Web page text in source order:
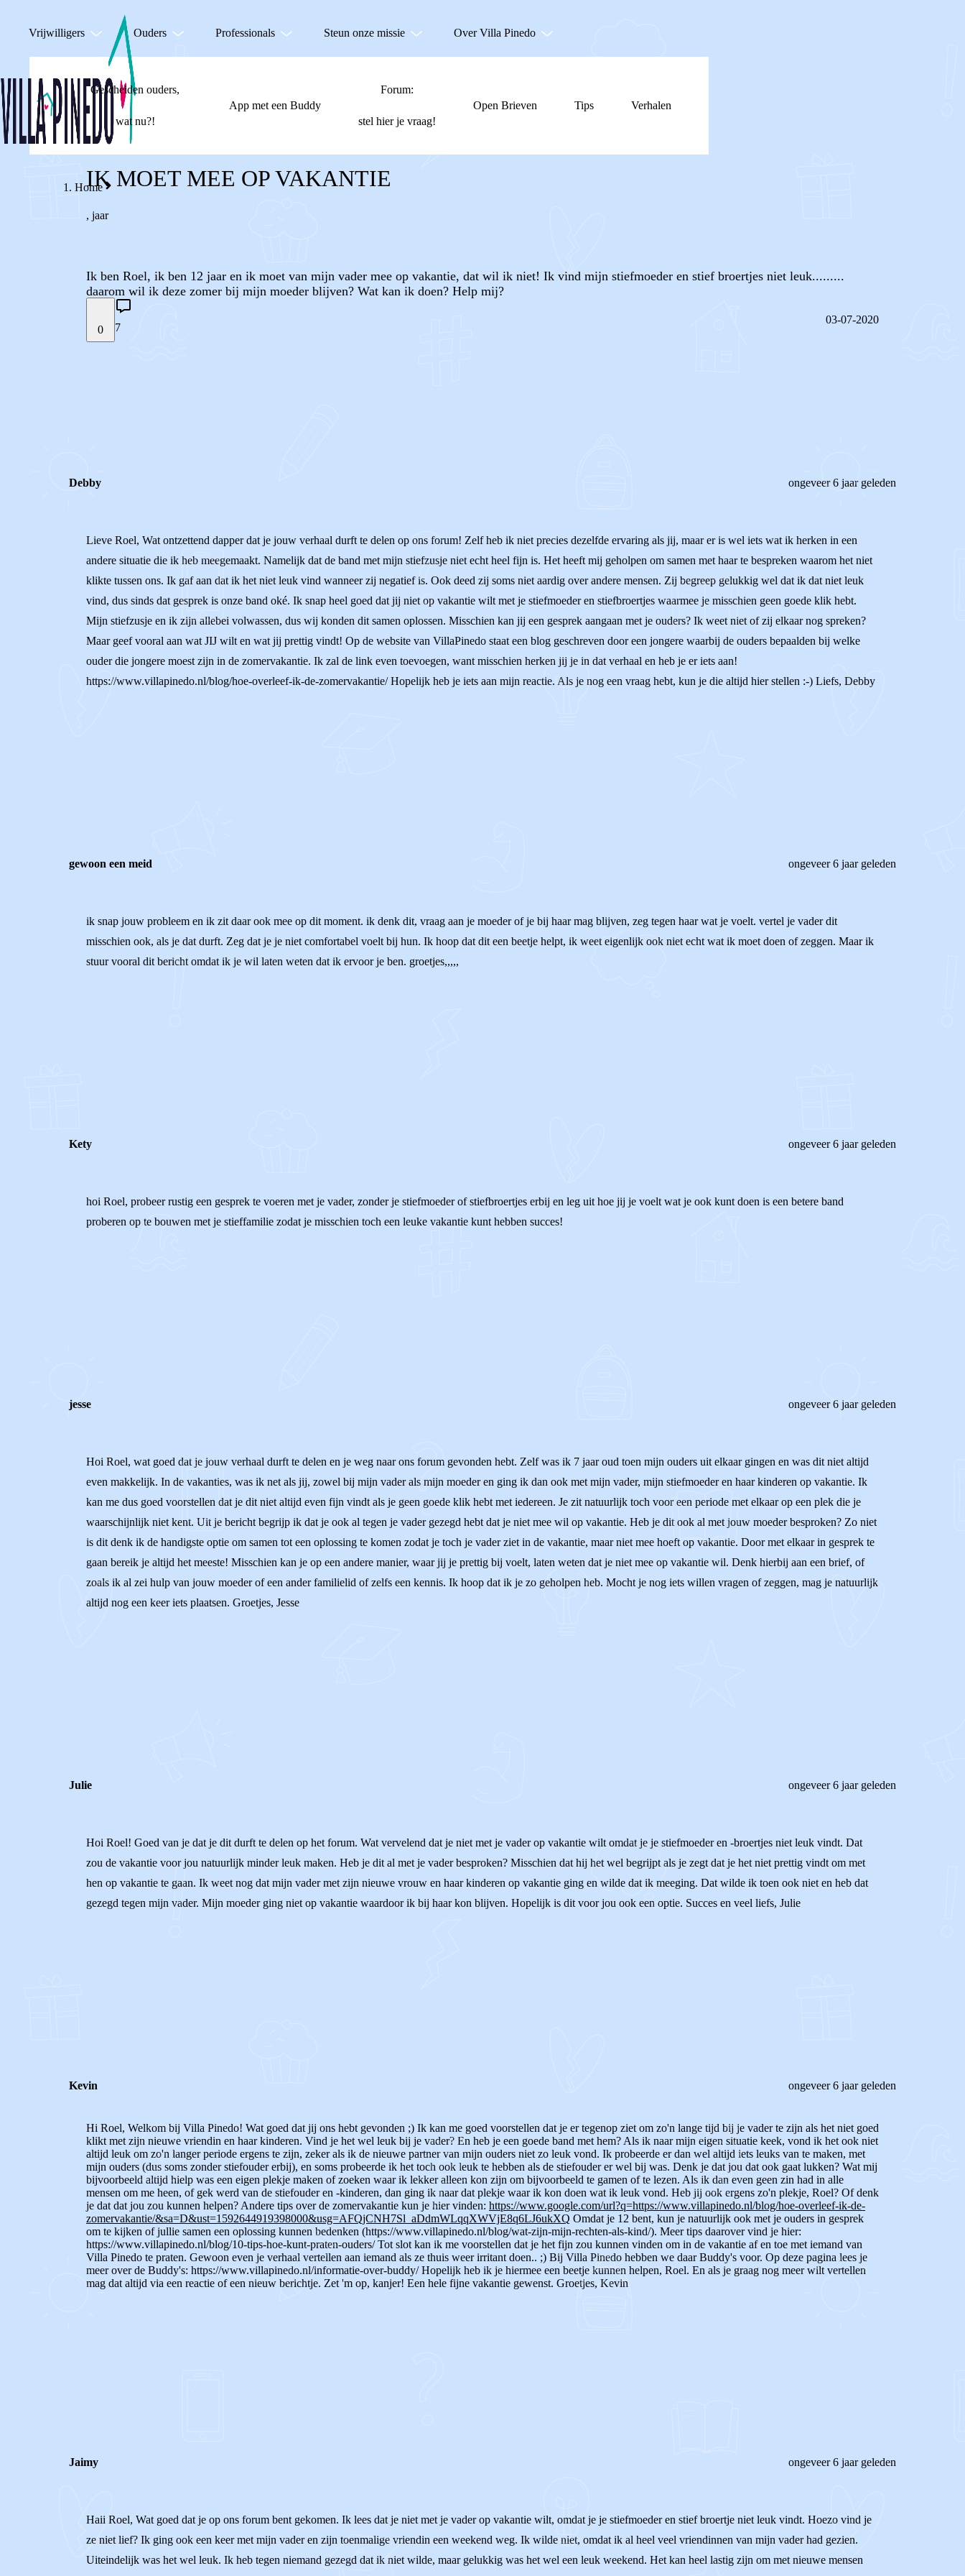
Vrijwilligers Ouders Professionals Steun onze missie Over Villa Pinedo
Gescheiden ouders,
wat nu?!
App met een Buddy
Forum:
stel hier je vraag!
Open Brieven Tips Verhalen
Home
IK MOET MEE OP VAKANTIE
, jaar
Ik ben Roel, ik ben 12 jaar en ik moet van mijn vader mee op vakantie, dat wil ik niet! Ik vind mijn stiefmoeder en stief broertjes niet leuk.........
daarom wil ik deze zomer bij mijn moeder blijven? Wat kan ik doen? Help mij?
0 7
03-07-2020
Debby ongeveer 6 jaar geleden
Lieve Roel, Wat ontzettend dapper dat je jouw verhaal durft te delen op ons forum! Zelf heb ik niet precies dezelfde ervaring als jij, maar er is wel iets wat ik herken in een
andere situatie die ik heb meegemaakt. Namelijk dat de band met mijn stiefzusje niet echt heel fijn is. Het heeft mij geholpen om samen met haar te bespreken waarom het niet
klikte tussen ons. Ik gaf aan dat ik het niet leuk vind wanneer zij negatief is. Ook deed zij soms niet aardig over andere mensen. Zij begreep gelukkig wel dat ik dat niet leuk
vind, dus sinds dat gesprek is onze band oké. Ik snap heel goed dat jij niet op vakantie wilt met je stiefmoeder en stiefbroertjes waarmee je misschien geen goede klik hebt.
Mijn stiefzusje en ik zijn allebei volwassen, dus wij konden dit samen oplossen. Misschien kan jij een gesprek aangaan met je ouders? Ik weet niet of zij elkaar nog spreken?
Maar geef vooral aan wat JIJ wilt en wat jij prettig vindt! Op de website van VillaPinedo staat een blog geschreven door een jongere waarbij de ouders bepaalden bij welke
ouder die jongere moest zijn in de zomervakantie. Ik zal de link even toevoegen, want misschien herken jij je in dat verhaal en heb je er iets aan!
https://www.villapinedo.nl/blog/hoe-overleef-ik-de-zomervakantie/ Hopelijk heb je iets aan mijn reactie. Als je nog een vraag hebt, kun je die altijd hier stellen :-) Liefs, Debby
gewoon een meid ongeveer 6 jaar geleden
ik snap jouw probleem en ik zit daar ook mee op dit moment. ik denk dit, vraag aan je moeder of je bij haar mag blijven, zeg tegen haar wat je voelt. vertel je vader dit
misschien ook, als je dat durft. Zeg dat je je niet comfortabel voelt bij hun. Ik hoop dat dit een beetje helpt, ik weet eigenlijk ook niet echt wat ik moet doen of zeggen. Maar ik
stuur vooral dit bericht omdat ik je wil laten weten dat ik ervoor je ben. groetjes,,,,,
Kety ongeveer 6 jaar geleden
hoi Roel, probeer rustig een gesprek te voeren met je vader, zonder je stiefmoeder of stiefbroertjes erbij en leg uit hoe jij je voelt wat je ook kunt doen is een betere band
proberen op te bouwen met je stieffamilie zodat je misschien toch een leuke vakantie kunt hebben succes!
jesse ongeveer 6 jaar geleden
Hoi Roel, wat goed dat je jouw verhaal durft te delen en je weg naar ons forum gevonden hebt. Zelf was ik 7 jaar oud toen mijn ouders uit elkaar gingen en was dit niet altijd
even makkelijk. In de vakanties, was ik net als jij, zowel bij mijn vader als mijn moeder en ging ik dan ook met mijn vader, mijn stiefmoeder en haar kinderen op vakantie. Ik
kan me dus goed voorstellen dat je dit niet altijd even fijn vindt als je geen goede klik hebt met iedereen. Je zit natuurlijk toch voor een periode met elkaar op een plek die je
waarschijnlijk niet kent. Uit je bericht begrijp ik dat je ook al tegen je vader gezegd hebt dat je niet mee wil op vakantie. Heb je dit ook al met jouw moeder besproken? Zo niet
is dit denk ik de handigste optie om samen tot een oplossing te komen zodat je toch je vader ziet in de vakantie, maar niet mee hoeft op vakantie. Door met elkaar in gesprek te
gaan bereik je altijd het meeste! Misschien kan je op een andere manier, waar jij je prettig bij voelt, laten weten dat je niet mee op vakantie wil. Denk hierbij aan een brief, of
zoals ik al zei hulp van jouw moeder of een ander familielid of zelfs een kennis. Ik hoop dat ik je zo geholpen heb. Mocht je nog iets willen vragen of zeggen, mag je natuurlijk
altijd nog een keer iets plaatsen. Groetjes, Jesse
Julie ongeveer 6 jaar geleden
Hoi Roel! Goed van je dat je dit durft te delen op het forum. Wat vervelend dat je niet met je vader op vakantie wilt omdat je je stiefmoeder en -broertjes niet leuk vindt. Dat
zou de vakantie voor jou natuurlijk minder leuk maken. Heb je dit al met je vader besproken? Misschien dat hij het wel begrijpt als je zegt dat je het niet prettig vindt om met
hen op vakantie te gaan. Ik weet nog dat mijn vader met zijn nieuwe vrouw en haar kinderen op vakantie ging en wilde dat ik meeging. Dat wilde ik toen ook niet en heb dat
gezegd tegen mijn vader. Mijn moeder ging niet op vakantie waardoor ik bij haar kon blijven. Hopelijk is dit voor jou ook een optie. Succes en veel liefs, Julie
Kevin ongeveer 6 jaar geleden
Hi Roel, Welkom bij Villa Pinedo! Wat goed dat jij ons hebt gevonden ;) Ik kan me goed voorstellen dat je er tegenop ziet om zo'n lange tijd bij je vader te zijn als het niet goed
klikt met zijn nieuwe vriendin en haar kinderen. Vind je het wel leuk bij je vader? En heb je een goede band met hem? Als ik naar mijn eigen situatie keek, vond ik het ook niet
altijd leuk om zo'n langer periode ergens te zijn, zeker als ik de nieuwe partner van mijn ouders niet zo leuk vond. Ik probeerde er dan wel altijd iets leuks van te maken, met
mijn ouders (dus soms zonder stiefouder erbij), en soms probeerde ik het toch ook leuk te hebben als de stiefouder er wel bij was. Denk je dat jou dat ook gaat lukken? Wat mij
bijvoorbeeld altijd hielp was een eigen plekje maken of zoeken waar ik lekker alleen kon zijn om bijvoorbeeld te gamen of te lezen. Als ik dan even geen zin had in alle
mensen om me heen, of gek werd van de stiefouder en -kinderen, dan ging ik naar dat plekje waar ik kon doen wat ik leuk vond. Heb jij ook ergens zo'n plekje, Roel? Of denk
je dat dat jou zou kunnen helpen? Andere tips over de zomervakantie kun je hier vinden: https://www.google.com/url?q=https://www.villapinedo.nl/blog/hoe-overleef-ik-de-
zomervakantie/&sa=D&ust=1592644919398000&usg=AFQjCNH7Sl_aDdmWLqqXWVjE8q6LJ6ukXQ Omdat je 12 bent, kun je natuurlijk ook met je ouders in gesprek
om te kijken of jullie samen een oplossing kunnen bedenken (https://www.villapinedo.nl/blog/wat-zijn-mijn-rechten-als-kind/). Meer tips daarover vind je hier:
https://www.villapinedo.nl/blog/10-tips-hoe-kunt-praten-ouders/ Tot slot kan ik me voorstellen dat je het fijn zou kunnen vinden om in de vakantie af en toe met iemand van
Villa Pinedo te praten. Gewoon even je verhaal vertellen aan iemand als ze thuis weer irritant doen.. ;) Bij Villa Pinedo hebben we daar Buddy's voor. Op deze pagina lees je
meer over de Buddy's: https://www.villapinedo.nl/informatie-over-buddy/ Hopelijk heb ik je hiermee een beetje kunnen helpen, Roel. En als je graag nog meer wilt vertellen
mag dat altijd via een reactie of een nieuw berichtje. Zet 'm op, kanjer! Een hele fijne vakantie gewenst. Groetjes, Kevin
Jaimy ongeveer 6 jaar geleden
Haii Roel, Wat goed dat je op ons forum bent gekomen. Ik lees dat je niet met je vader op vakantie wilt, omdat je je stiefmoeder en stief broertje niet leuk vindt. Hoezo vind je
ze niet lief? Ik ging ook een keer met mijn vader en zijn toenmalige vriendin een weekend weg. Ik wilde niet, omdat ik al heel veel vriendinnen van mijn vader had gezien.
Uiteindelijk was het wel leuk. Ik heb tegen niemand gezegd dat ik niet wilde, maar gelukkig was het wel een leuk weekend. Het kan heel lastig zijn om met nieuwe mensen